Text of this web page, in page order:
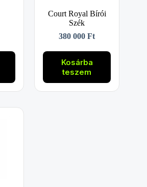
Court Royal Bírói
Szék
380 000Ft
Kosárba
teszem